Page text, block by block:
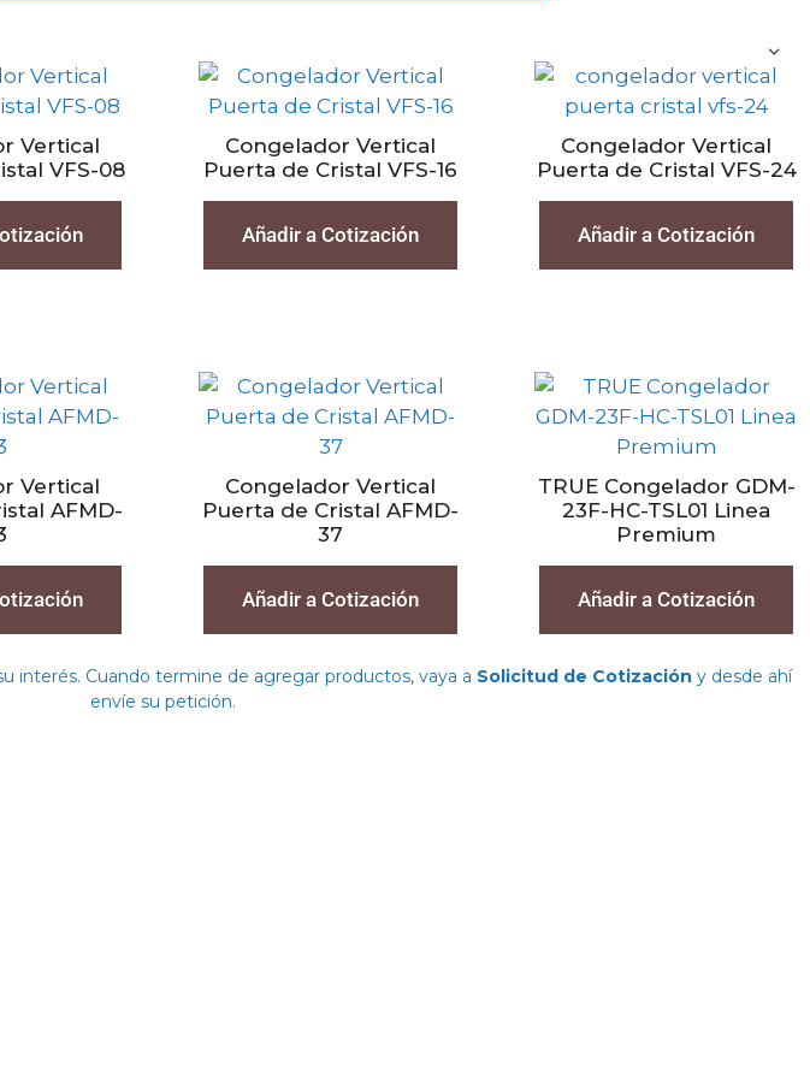
Vertical
VFS-08
Congelador Vertical
Puerta de Cristal VFS-16
Añadir a Cotización
Congelador Vertical
Puerta de Cristal VFS-24
Añadir a Cotización
Vertical
AFMD-
Congelador Vertical
Puerta de Cristal AFMD-
37
Añadir a Cotización
TRUE Congelador GDM-
23F-HC-TSL01 Linea
Premium
Añadir a Cotización
interés. Cuando termine de agregar productos, vaya a Solicitud de Cotización y desde ahí
envíe su petición.